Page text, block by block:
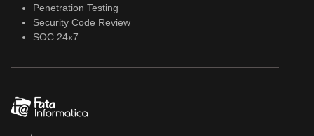
Penetration Testing
Security Code Review
SOC 24x7